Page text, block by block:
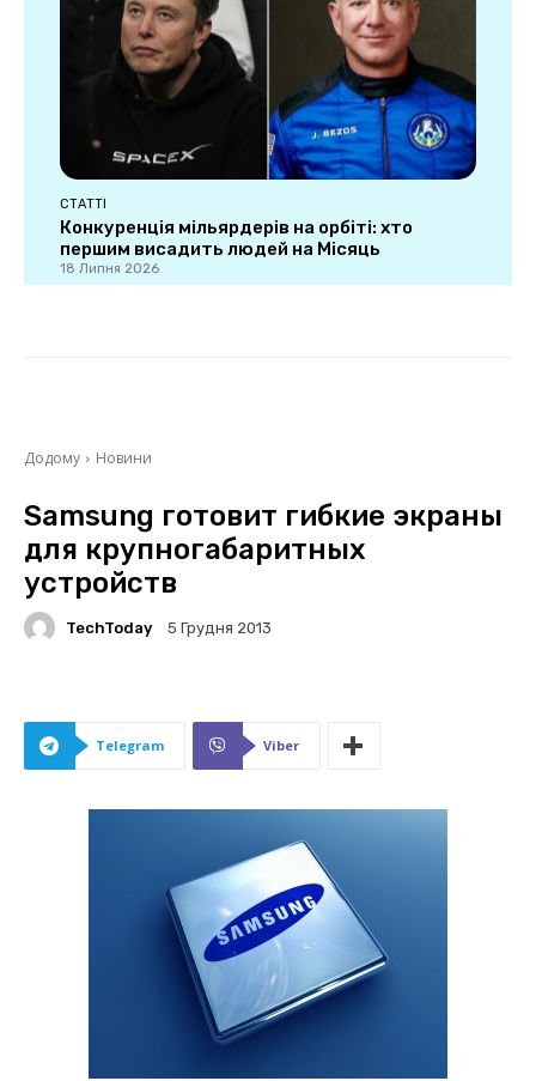
СТАТТІ
Конкуренція мільярдерів на орбіті: хто
першим висадить людей на Місяць
18 Липня 2026